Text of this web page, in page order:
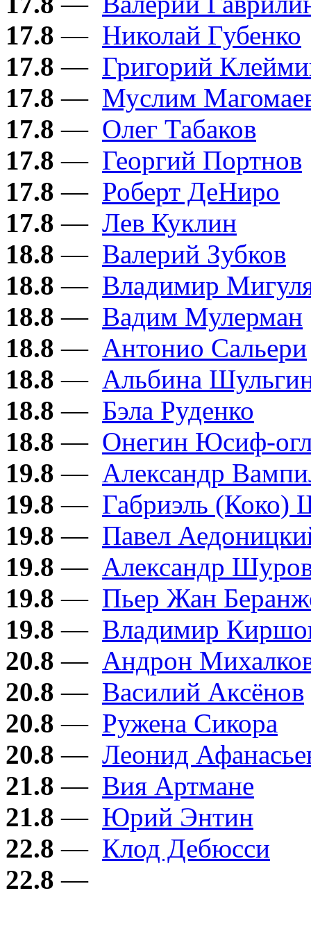
17.8 — Николай Губенко
17.8 — Григорий
17.8 — Муслим
17.8 — Олег Табаков
17.8 — Георгий Портнов
17.8 — Роберт ДеНиро
17.8 — Лев Куклин
18.8 — Валерий Зубков
18.8 — Владимир
18.8 — Вадим Мулерман
18.8 — Антонио Сальери
18.8 — Альбина
18.8 — Бэла Руденко
18.8 — Онегин Юсиф-
19.8 — Александр
19.8 — Габриэль (Коко)
19.8 — Павел
19.8 — Александр
19.8 — Пьер Жан
19.8 — Владимир
20.8 — Андрон
20.8 — Василий Аксёнов
20.8 — Ружена Сикора
20.8 — Леонид
21.8 — Вия Артмане
21.8 — Юрий Энтин
22.8 — Клод Дебюсси
22.8 —